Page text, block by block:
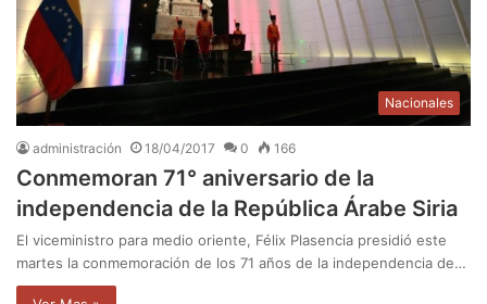
Nacionales
administración 18/04/2017 0 166
Conmemoran 71° aniversario de la
independencia de la República Árabe Siria
El viceministro para medio oriente, Félix Plasencia presidió este
martes la conmemoración de los 71 años de la independencia de…